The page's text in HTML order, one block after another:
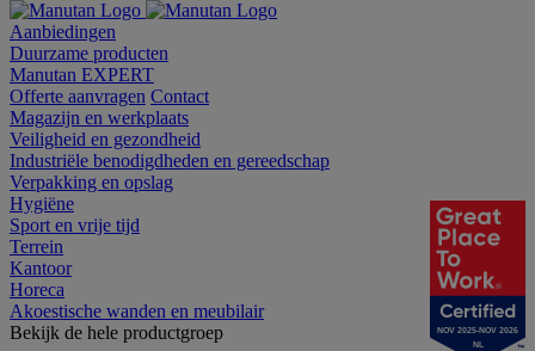
Aanbiedingen
Duurzame producten
Manutan EXPERT
Offerte aanvragen Contact
Magazijn en werkplaats
Veiligheid en gezondheid
Industriële benodigdheden en gereedschap
Verpakking en opslag
Hygiëne
Sport en vrije tijd
Terrein
Kantoor
Horeca
Akoestische wanden en meubilair
Bekijk de hele productgroep
NOV 2025-NOV 2026
NL